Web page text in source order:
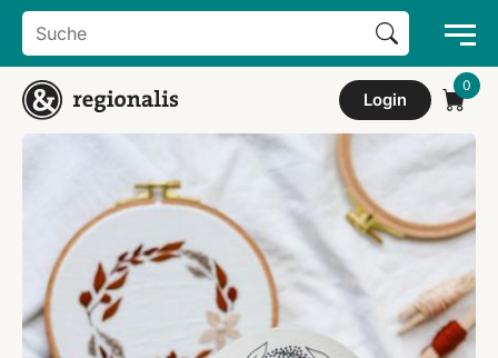
Search
for:
Search Button
Login